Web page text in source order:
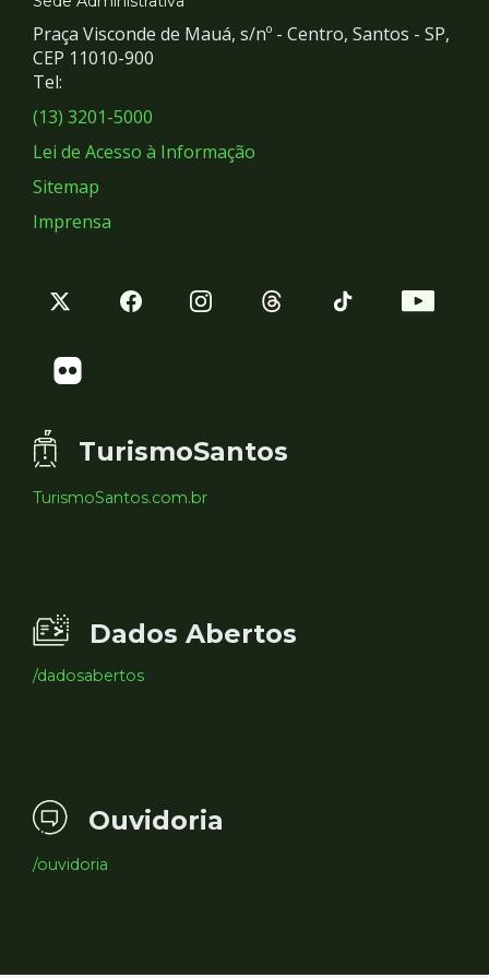
e
Redes
Sociais
Praça Visconde de Mauá, s/nº - Centro, Santos - SP,
CEP 11010-900
Tel:
(13) 3201-5000
Lei de Acesso à Informação
Sitemap
Imprensa
TurismoSantos
TurismoSantos.com.br
Dados Abertos
/dadosabertos
Ouvidoria
/ouvidoria